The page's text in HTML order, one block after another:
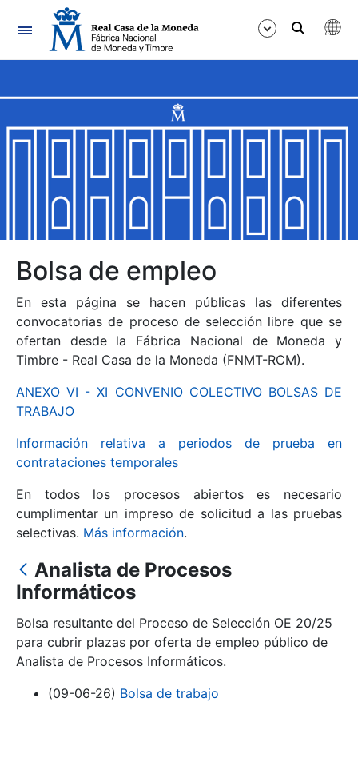
Navegación
Mostrar/Ocultar
Mostrar/Ocultar
Mostrar/Ocultar
Mostrar/Ocultar
Mostrar/Ocultar
Mostrar/Ocultar
Mostrar/Ocultar
Bolsa de empleo
En esta página se hacen públicas las diferentes
convocatorias de proceso de selección libre que se
ofertan desde la Fábrica Nacional de Moneda y
Timbre - Real Casa de la Moneda (FNMT-RCM).
ANEXO VI - XI CONVENIO COLECTIVO BOLSAS DE
TRABAJO
Información relativa a periodos de prueba en
contrataciones temporales
En todos los procesos abiertos es necesario
cumplimentar un impreso de solicitud a las pruebas
selectivas. Más información.
Analista de Procesos
Informáticos
Bolsa resultante del Proceso de Selección OE 20/25
para cubrir plazas por oferta de empleo público de
Analista de Procesos Informáticos.
(09-06-26) Bolsa de trabajo